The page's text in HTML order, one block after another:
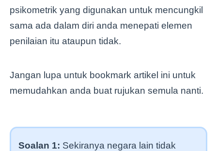
psikometrik yang digunakan untuk mencungkil
sama ada dalam diri anda menepati elemen
penilaian itu ataupun tidak.
Jangan lupa untuk bookmark artikel ini untuk
memudahkan anda buat rujukan semula nanti.
Soalan 1: Sekiranya negara lain tidak